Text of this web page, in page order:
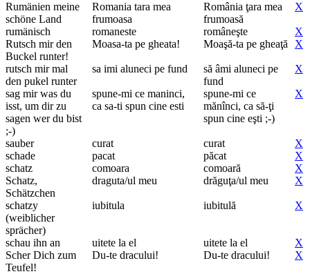
Rumänien meine
schöne Land
Romania tara mea
frumoasa
România ţara mea
frumoasă
X
rumänisch romaneste româneşte
X
Rutsch mir den
Buckel runter!
Moasa-ta pe gheata! Moaşă-ta pe gheaţă X
rutsch mir mal
den pukel runter
sa imi aluneci pe fund
să âmi aluneci pe
fund
X
sag mir was du
isst, um dir zu
sagen wer du bist
;-)
spune-mi ce maninci,
ca sa-ti spun cine esti
spune-mi ce
mănînci, ca să-ţi
spun cine eşti ;-)
X
sauber curat curat
X
schade
pacat păcat
X
schatz
comoara comoară
X
Schatz,
Schätzchen
draguta/ul meu drăguţa/ul meu X
schatzy
(weiblicher
sprächer)
iubitula iubitulă X
schau ihn an uitete la el uitete la el
X
Scher Dich zum
Teufel!
Du-te dracului! Du-te dracului! X